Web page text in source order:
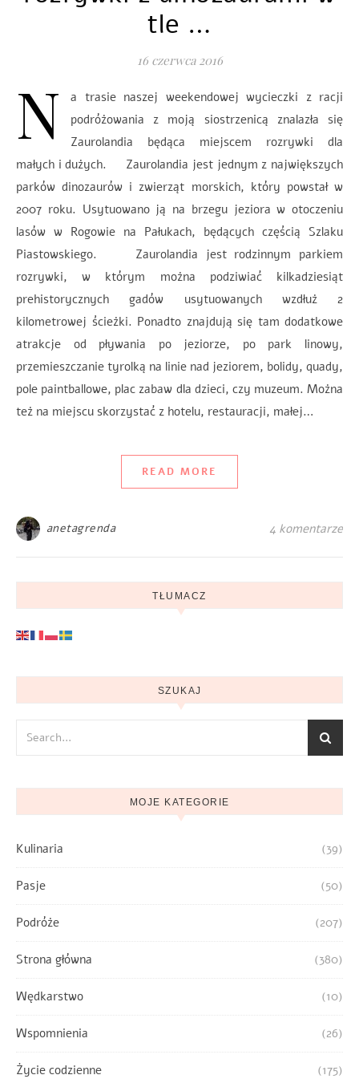
tle …
16 czerwca 2016
N
a trasie naszej weekendowej wycieczki z racji
podróżowania z moją siostrzenicą znalazła się
Zaurolandia będąca miejscem rozrywki dla
małych i dużych. Zaurolandia jest jednym z największych
parków dinozaurów i zwierząt morskich, który powstał w
2007 roku. Usytuowano ją na brzegu jeziora w otoczeniu
lasów w Rogowie na Pałukach, będących częścią Szlaku
Piastowskiego. Zaurolandia jest rodzinnym parkiem
rozrywki, w którym można podziwiać kilkadziesiąt
prehistorycznych gadów usytuowanych wzdłuż 2
kilometrowej ścieżki. Ponadto znajdują się tam dodatkowe
atrakcje od pływania po jeziorze, po park linowy,
przemieszczanie tyrolką na linie nad jeziorem, bolidy, quady,
pole paintballowe, plac zabaw dla dzieci, czy muzeum. Można
też na miejscu skorzystać z hotelu, restauracji, małej…
READ MORE
anetagrenda 4 komentarze
TŁUMACZ
SZUKAJ
MOJE KATEGORIE
Kulinaria (39)
Pasje (50)
Podróże (207)
Strona główna (380)
Wędkarstwo (10)
Wspomnienia (26)
Życie codzienne (175)